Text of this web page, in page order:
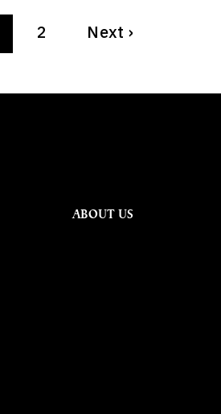
2 Next ›
ABOUT US